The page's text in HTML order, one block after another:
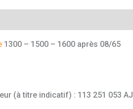
1300 – 1500 – 1600 après 08/65
(à titre indicatif) : 113 251 053 AJ